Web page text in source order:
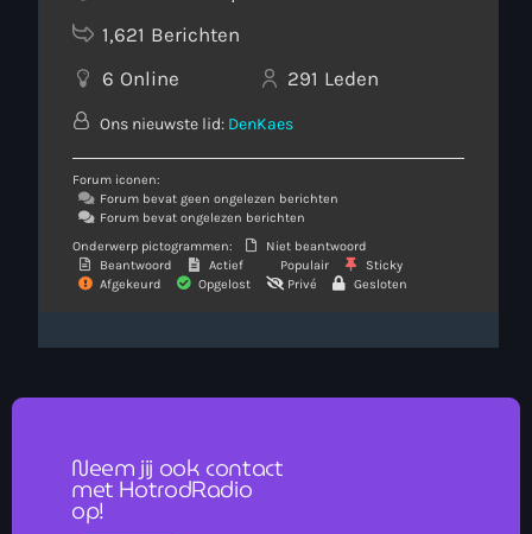
1,621 Berichten
6 Online 291 Leden
Ons nieuwste lid: DenKaes
Forum iconen:
Forum bevat geen ongelezen berichten
Forum bevat ongelezen berichten
Onderwerp pictogrammen:
Niet beantwoord
Beantwoord
Actief Populair
Sticky
Afgekeurd
Opgelost Privé Gesloten
Neem jij ook contact
met HotrodRadio
op!